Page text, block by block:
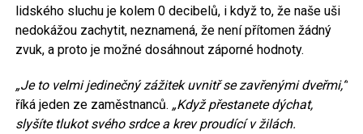
lidského sluchu je kolem 0 decibelů, i když to, že naše uši
nedokážou zachytit, neznamená, že není přítomen žádný
zvuk, a proto je možné dosáhnout záporné hodnoty.
„Je to velmi jedinečný zážitek uvnitř se zavřenými dveřmi,“
říká jeden ze zaměstnanců. „Když přestanete dýchat,
slyšíte tlukot svého srdce a krev proudící v žilách.